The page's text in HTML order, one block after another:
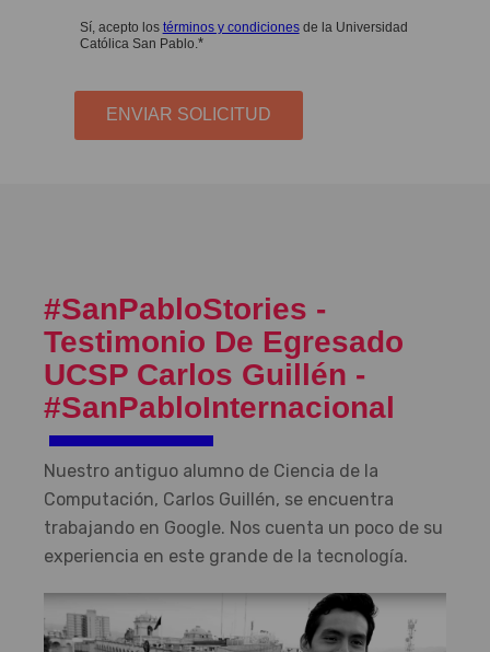
Sí, acepto los términos y condicionesde la Universidad
Católica San Pablo.*
#SanPabloStories​ -
Testimonio De Egresado
UCSP Carlos Guillén -
#SanPabloInternacional
Nuestro antiguo alumno de Ciencia de la
Computación, Carlos Guillén, se encuentra
trabajando en Google. Nos cuenta un poco de su
experiencia en este grande de la tecnología.